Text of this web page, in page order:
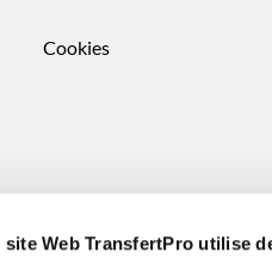
site Web TransfertPro utilise
Cookies